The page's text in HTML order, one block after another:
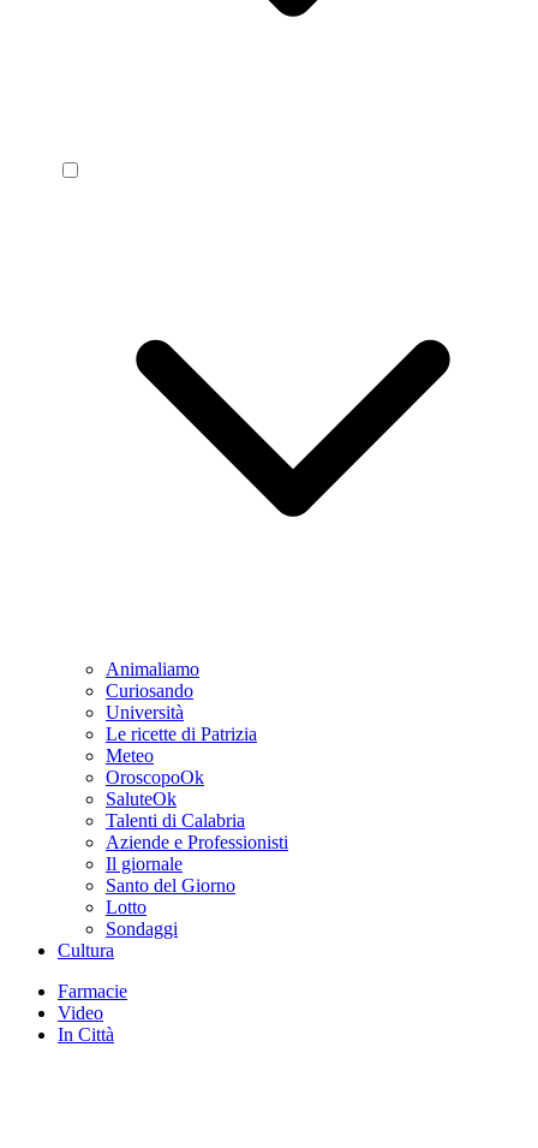
Animaliamo
Curiosando
Università
Le ricette di Patrizia
Meteo
OroscopoOk
SaluteOk
Talenti di Calabria
Aziende e Professionisti
Il giornale
Santo del Giorno
Lotto
Sondaggi
Cultura
Farmacie
Video
In Città